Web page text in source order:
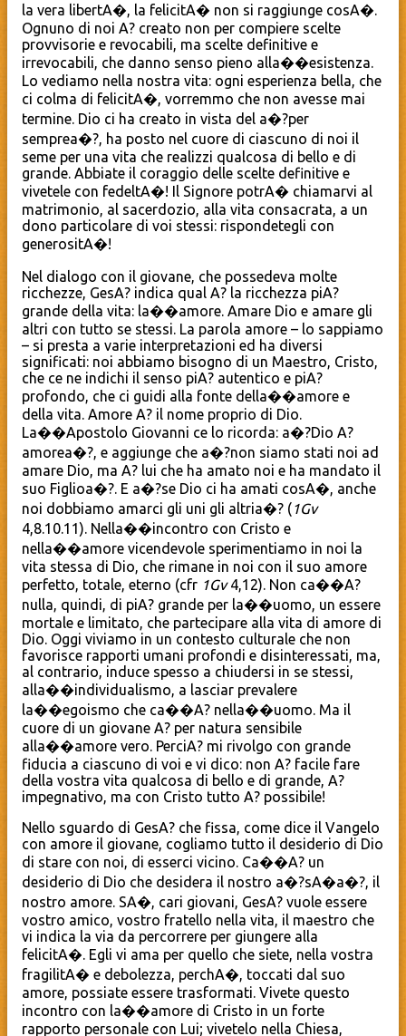
la vera libertA�, la felicitA� non si raggiunge cosA�.
Ognuno di noi A? creato non per compiere scelte
provvisorie e revocabili, ma scelte definitive e
irrevocabili, che danno senso pieno alla��esistenza.
Lo vediamo nella nostra vita: ogni esperienza bella, che
ci colma di felicitA�, vorremmo che non avesse mai
termine. Dio ci ha creato in vista del a�?per
semprea�?, ha posto nel cuore di ciascuno di noi il
seme per una vita che realizzi qualcosa di bello e di
grande. Abbiate il coraggio delle scelte definitive e
vivetele con fedeltA�! Il Signore potrA� chiamarvi al
matrimonio, al sacerdozio, alla vita consacrata, a un
dono particolare di voi stessi: rispondetegli con
generositA�!
Nel dialogo con il giovane, che possedeva molte
ricchezze, GesA? indica qual A? la ricchezza piA?
grande della vita: la��amore. Amare Dio e amare gli
altri con tutto se stessi. La parola amore – lo sappiamo
– si presta a varie interpretazioni ed ha diversi
significati: noi abbiamo bisogno di un Maestro, Cristo,
che ce ne indichi il senso piA? autentico e piA?
profondo, che ci guidi alla fonte della��amore e
della vita. Amore A? il nome proprio di Dio.
La��Apostolo Giovanni ce lo ricorda: a�?Dio A?
amorea�?, e aggiunge che a�?non siamo stati noi ad
amare Dio, ma A? lui che ha amato noi e ha mandato il
suo Figlioa�?. E a�?se Dio ci ha amati cosA�, anche
noi dobbiamo amarci gli uni gli altria�? (1Gv
4,8.10.11). Nella��incontro con Cristo e
nella��amore vicendevole sperimentiamo in noi la
vita stessa di Dio, che rimane in noi con il suo amore
perfetto, totale, eterno (cfr 1Gv4,12). Non ca��A?
nulla, quindi, di piA? grande per la��uomo, un essere
mortale e limitato, che partecipare alla vita di amore di
Dio. Oggi viviamo in un contesto culturale che non
favorisce rapporti umani profondi e disinteressati, ma,
al contrario, induce spesso a chiudersi in se stessi,
alla��individualismo, a lasciar prevalere
la��egoismo che ca��A? nella��uomo. Ma il
cuore di un giovane A? per natura sensibile
alla��amore vero. PerciA? mi rivolgo con grande
fiducia a ciascuno di voi e vi dico: non A? facile fare
della vostra vita qualcosa di bello e di grande, A?
impegnativo, ma con Cristo tutto A? possibile!
Nello sguardo di GesA? che fissa, come dice il Vangelo
con amore il giovane, cogliamo tutto il desiderio di Dio
di stare con noi, di esserci vicino. Ca��A? un
desiderio di Dio che desidera il nostro a�?sA�a�?, il
nostro amore. SA�, cari giovani, GesA? vuole essere
vostro amico, vostro fratello nella vita, il maestro che
vi indica la via da percorrere per giungere alla
felicitA�. Egli vi ama per quello che siete, nella vostra
fragilitA� e debolezza, perchA�, toccati dal suo
amore, possiate essere trasformati. Vivete questo
incontro con la��amore di Cristo in un forte
rapporto personale con Lui; vivetelo nella Chiesa,